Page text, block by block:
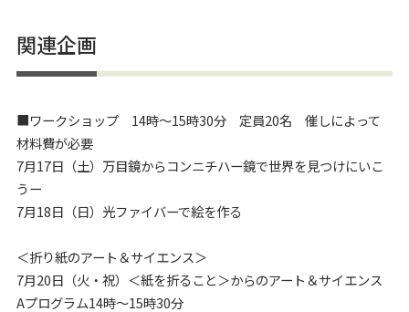
関連企画
■ワークショップ 14時～15時30分 定員20名 催しによって
材料費が必要
7月17日（土）万目鏡からコンニチハー鏡で世界を見つけにいこ
うー
7月18日（日）光ファイバーで絵を作る
＜折り紙のアート＆サイエンス＞
7月20日（火・祝）＜紙を折ること＞からのアート＆サイエンス
Aプログラム14時～15時30分